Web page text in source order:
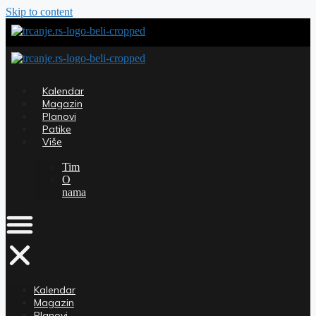
Skip to content
Kalendar
Magazin
Planovi
Patike
Više
Tim
O
nama
Kalendar
Magazin